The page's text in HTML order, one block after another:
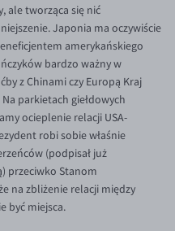
ale tworząca się nić
Japonia ma oczywiście
amerykańskiego
bardzo ważny w
z Chinami czy Europą Kraj
parkietach giełdowych
ocieplenie relacji USA-
robi sobie właśnie
(podpisał już
przeciwko Stanom
na zbliżenie relacji między
być miejsca.